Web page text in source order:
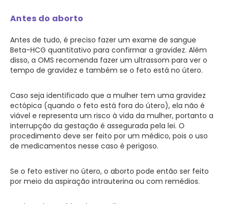
Antes do aborto
Antes de tudo, é preciso fazer um exame de sangue
Beta-HCG quantitativo para confirmar a gravidez. Além
disso, a OMS recomenda fazer um ultrassom para ver o
tempo de gravidez e também se o feto está no útero.
Caso seja identificado que a mulher tem uma gravidez
ectópica (quando o feto está fora do útero), ela não é
viável e representa um risco à vida da mulher, portanto a
interrupção da gestação é assegurada pela lei. O
procedimento deve ser feito por um médico, pois o uso
de medicamentos nesse caso é perigoso.
Se o feto estiver no útero, o aborto pode então ser feito
por meio da aspiração intrauterina ou com remédios.